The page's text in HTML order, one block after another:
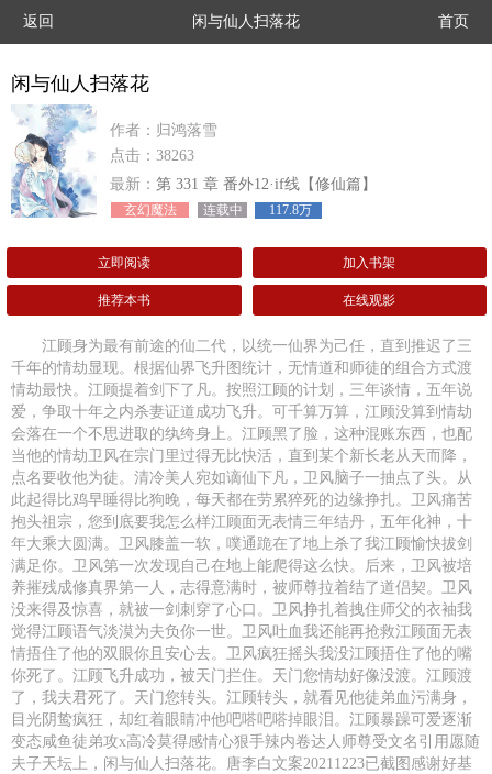
返回 闲与仙人扫落花 首页
闲与仙人扫落花
作者：归鸿落雪
点击：38263
最新： 第 331 章 番外12·if线【修仙篇】
玄幻魔法 连载中 117.8万
立即阅读 加入书架
推荐本书 在线观影
江顾身为最有前途的仙二代，以统一仙界为己任，直到推迟了三
千年的情劫显现。根据仙界飞升图统计，无情道和师徒的组合方式渡
情劫最快。江顾提着剑下了凡。按照江顾的计划，三年谈情，五年说
爱，争取十年之内杀妻证道成功飞升。可千算万算，江顾没算到情劫
会落在一个不思进取的纨绔身上。江顾黑了脸，这种混账东西，也配
当他的情劫卫风在宗门里过得无比快活，直到某个新长老从天而降，
点名要收他为徒。清冷美人宛如谪仙下凡，卫风脑子一抽点了头。从
此起得比鸡早睡得比狗晚，每天都在劳累猝死的边缘挣扎。卫风痛苦
抱头祖宗，您到底要我怎么样江顾面无表情三年结丹，五年化神，十
年大乘大圆满。卫风膝盖一软，噗通跪在了地上杀了我江顾愉快拔剑
满足你。卫风第一次发现自己在地上能爬得这么快。后来，卫风被培
养摧残成修真界第一人，志得意满时，被师尊拉着结了道侣契。卫风
没来得及惊喜，就被一剑刺穿了心口。卫风挣扎着拽住师父的衣袖我
觉得江顾语气淡漠为夫负你一世。卫风吐血我还能再抢救江顾面无表
情捂住了他的双眼你且安心去。卫风疯狂摇头我没江顾捂住了他的嘴
你死了。江顾飞升成功，被天门拦住。天门您情劫好像没渡。江顾渡
了，我夫君死了。天门您转头。江顾转头，就看见他徒弟血污满身，
目光阴鸷疯狂，却红着眼睛冲他吧嗒吧嗒掉眼泪。江顾暴躁可爱逐渐
变态咸鱼徒弟攻x高冷莫得感情心狠手辣内卷达人师尊受文名引用愿随
夫子天坛上，闲与仙人扫落花。唐李白文案20211223已截图感谢好基